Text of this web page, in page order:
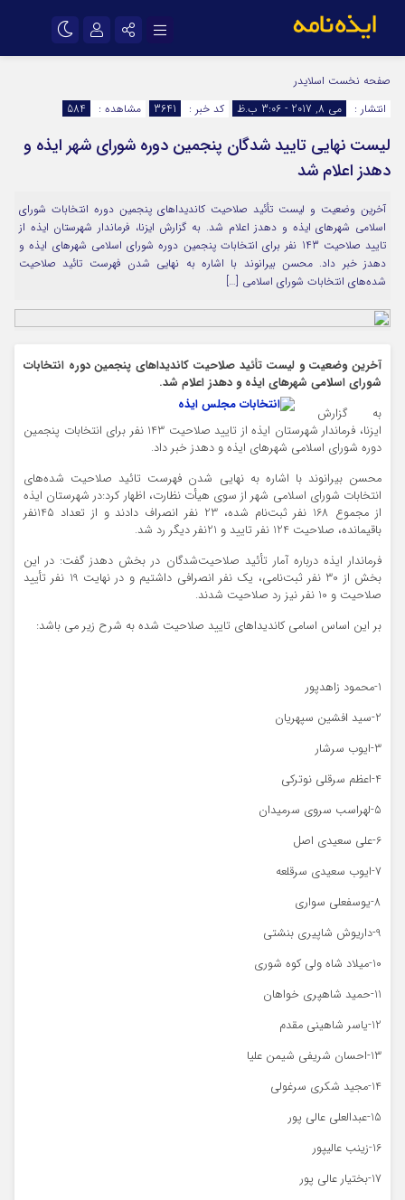
اینستاگرام
سروش
ایتا
آپارات
اپلیکیشن رمز عبور
مرا به خاطر بسپار
صفحه نخست اسلایدر
انتشار :
می 8, 2017 - 3:06 ب.ظ کد خبر : 3641 مشاهده : 584
لیست نهایی تایید شدگان پنجمین دوره شورای شهر ایذه و
دهدز اعلام شد
آخرین وضعیت و لیست تأئید صلاحیت کاندیداهای پنجمین دوره انتخابات شورای
اسلامی شهرهای ایذه و دهدز اعلام شد. به گزارش ایزنا، فرماندار شهرستان ایذه از
تایید صلاحیت 143 نفر برای انتخابات پنجمین دوره شورای اسلامی شهرهای ایذه و
دهدز خبر داد. محسن بیرانوند با اشاره به نهایی شدن فهرست تائید صلاحیت
شده‌های انتخابات شورای اسلامی […]
آخرین وضعیت و لیست تأئید صلاحیت کاندیداهای پنجمین دوره انتخابات
شورای اسلامی شهرهای ایذه و دهدز اعلام شد.
به گزارش
ایزنا، فرماندار شهرستان ایذه از تایید صلاحیت 143 نفر برای انتخابات پنجمین
دوره شورای اسلامی شهرهای ایذه و دهدز خبر داد.
محسن بیرانوند با اشاره به نهایی شدن فهرست تائید صلاحیت شده‌های
انتخابات شورای اسلامی شهر از سوی هیأت نظارت، اظهار کرد:در شهرستان ایذه
از مجموع 168 نفر ثبت‌نام شده، 23 نفر انصراف دادند و از تعداد 145نفر
باقیمانده، صلاحیت 124 نفر تایید و 21نفر دیگر رد شد.
فرماندار ایذه درباره آمار تأئید صلاحیت‌شدگان در بخش دهدز گفت: در این
بخش از 30 نفر ثبت‌نامی، یک نفر انصرافی داشتیم و در نهایت 19 نفر تأیید
صلاحیت و 10 نفر نیز رد صلاحیت شدند.
بر این اساس اسامی کاندیداهای تایید صلاحیت شده به شرح زیر می باشد:
1-محمود زاهدپور
2-سید افشین سپهریان
3-ایوب سرشار
4-اعظم سرقلی نوترکی
5-لهراسب سروی سرمیدان
6-علی سعیدی اصل
7-ایوب سعیدی سرقلعه
8-یوسفعلی سواری
9-داریوش شاپیری بنشتی
10-میلاد شاه ولی کوه شوری
11-حمید شاهپری خواهان
12-یاسر شاهینی مقدم
13-احسان شریفی شیمن علیا
14-مجید شکری سرغولی
15-عبدالعلی عالی پور
16-زینب عالیپور
17-بختیار عالی پور